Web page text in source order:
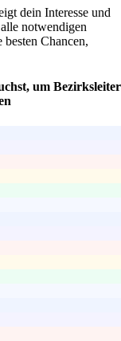
dein Interesse und
notwendigen
Chancen,
um Bezirksleiter